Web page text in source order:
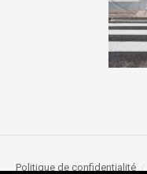
Politique de confidentialité